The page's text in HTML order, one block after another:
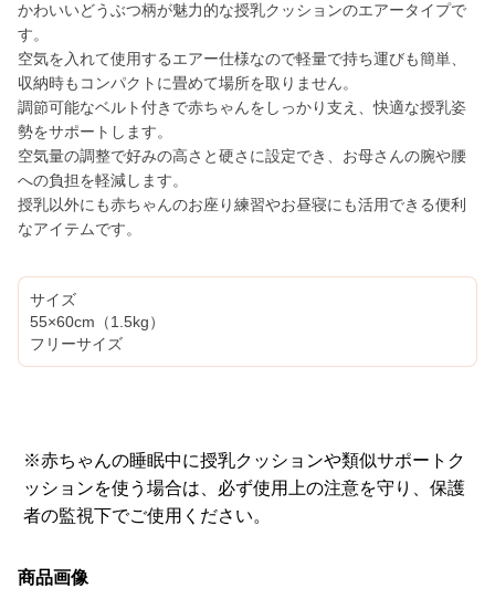
かわいいどうぶつ柄が魅力的な授乳クッションのエアータイプで
す。
空気を入れて使用するエアー仕様なので軽量で持ち運びも簡単、
収納時もコンパクトに畳めて場所を取りません。
調節可能なベルト付きで赤ちゃんをしっかり支え、快適な授乳姿
勢をサポートします。
空気量の調整で好みの高さと硬さに設定でき、お母さんの腕や腰
への負担を軽減します。
授乳以外にも赤ちゃんのお座り練習やお昼寝にも活用できる便利
なアイテムです。
サイズ
55×60cm（1.5kg）
フリーサイズ
※赤ちゃんの睡眠中に授乳クッションや類似サポートク
ッションを使う場合は、必ず使用上の注意を守り、保護
者の監視下でご使用ください。
商品画像